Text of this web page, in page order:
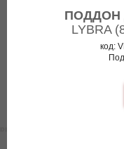
ПОДДОН
LYBRA
код: